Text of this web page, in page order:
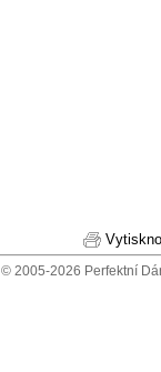
© 2005-2026 Perfektní